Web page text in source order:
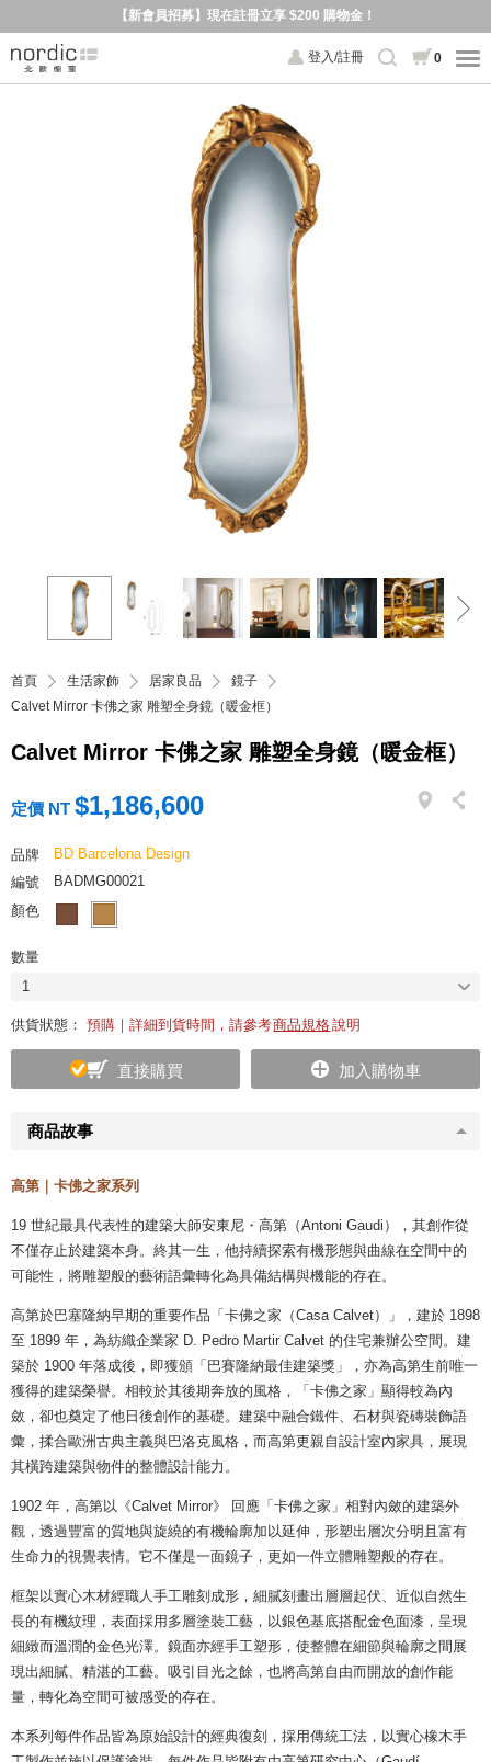
【新會員招募】現在註冊立享 $200 購物金！
登入/註冊 0
首頁 生活家飾 居家良品
鏡子
Calvet Mirror 卡佛之家 雕塑全身鏡（暖金框）
Calvet Mirror 卡佛之家 雕塑全身鏡（暖金框）
商品故事
高第｜卡佛之家系列
19 世紀最具代表性的建築大師安東尼・高第（Antoni Gaudi），其創作從
不僅存止於建築本身。終其一生，他持續探索有機形態與曲線在空間中的
可能性，將雕塑般的藝術語彙轉化為具備結構與機能的存在。
高第於巴塞隆納早期的重要作品「卡佛之家（Casa Calvet）」，建於 1898
至 1899 年，為紡織企業家 D. Pedro Martir Calvet 的住宅兼辦公空間。建
築於 1900 年落成後，即獲頒「巴賽隆納最佳建築獎」，亦為高第生前唯一
獲得的建築榮譽。相較於其後期奔放的風格，「卡佛之家」顯得較為內
斂，卻也奠定了他日後創作的基礎。建築中融合鐵件、石材與瓷磚裝飾語
彙，揉合歐洲古典主義與巴洛克風格，而高第更親自設計室內家具，展現
其橫跨建築與物件的整體設計能力。
1902 年，高第以《Calvet Mirror》 回應「卡佛之家」相對內斂的建築外
觀，透過豐富的質地與旋繞的有機輪廓加以延伸，形塑出層次分明且富有
生命力的視覺表情。它不僅是一面鏡子，更如一件立體雕塑般的存在。
框架以實心木材經職人手工雕刻成形，細膩刻畫出層層起伏、近似自然生
長的有機紋理，表面採用多層塗裝工藝，以銀色基底搭配金色面漆，呈現
細緻而溫潤的金色光澤。鏡面亦經手工塑形，使整體在細節與輪廓之間展
現出細膩、精湛的工藝。吸引目光之餘，也將高第自由而開放的創作能
量，轉化為空間可被感受的存在。
本系列每件作品皆為原始設計的經典復刻，採用傳統工法，以實心橡木手
定價 NT $1,186,600
品牌
BD Barcelona Design
編號
BADMG00021
顏色
數量
1
供貨狀態： 預購｜詳細到貨時間，請參考商品規格說明
直接購買 加入購物車